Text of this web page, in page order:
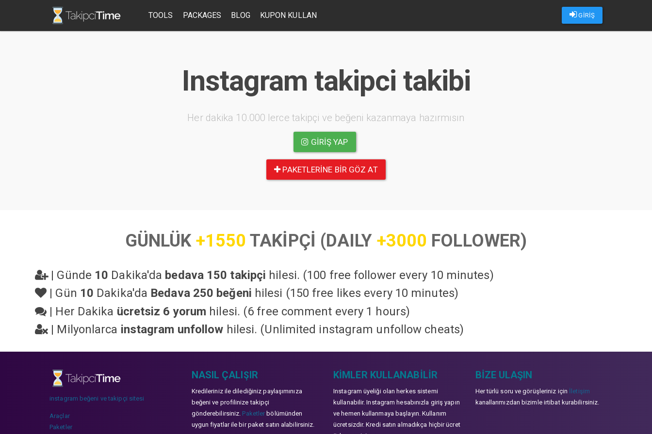
GİRİŞ
TOOLS PACKAGES BLOG KUPON KULLAN
Instagram takipci takibi
Her dakika 10.000 lerce takipçi ve beğeni kazanmaya hazırmısın
GIRIŞ YAP
PAKETLERINE BIR GÖZ AT
GÜNLÜK +1550 TAKİPÇİ (DAILY +3000 FOLLOWER)
| Günde 10 Dakika'da bedava 150 takipçi hilesi. (100 free follower every 10 minutes)
| Gün 10 Dakika'da Bedava 250 beğeni hilesi (150 free likes every 10 minutes)
| Her Dakika ücretsiz 6 yorum hilesi. (6 free comment every 1 hours)
| Milyonlarca instagram unfollow hilesi. (Unlimited instagram unfollow cheats)
instagram beğeni ve takipçi sitesi
Araçlar
Paketler
NASIL ÇALIŞIR
Kredileriniz ile dilediğiniz paylaşımınıza
beğeni ve profilinize takipçi
gönderebilirsiniz. Paketler bölümünden
uygun fiyatlar ile bir paket satın alabilirsiniz.
KIMLER KULLANABILIR
Instagram üyeliği olan herkes sistemi
kullanabilir. Instagram hesabınızla giriş yapın
ve hemen kullanmaya başlayın. Kullanım
ücretsizdir. Kredi satın almadıkça hiçbir ücret
BIZE ULAŞIN
Her türlü soru ve görüşleriniz için İletişim
kanallarımızdan bizimle irtibat kurabilirsiniz.